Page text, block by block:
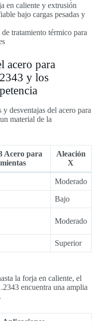
en caliente y extrusión
bajo cargas pesadas y
tratamiento térmico para
acero para
y los
desventajas del acero para
material de la
Acero para
Aleación
X
Moderado
Bajo
Moderado
Superior
la forja en caliente, el
encuentra una amplia